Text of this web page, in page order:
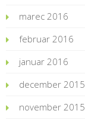
marec 2016
februar 2016
januar 2016
december 2015
november 2015